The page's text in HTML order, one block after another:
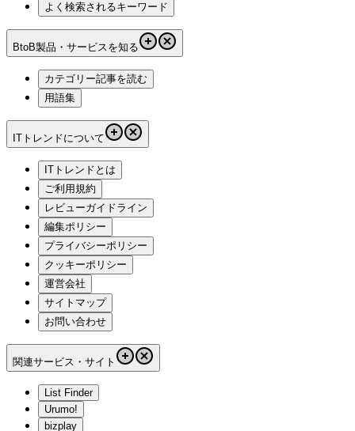
よく検索されるキーワード
BtoB製品・サービスを知る
カテゴリー記事を読む
用語集
ITトレンドについて
ITトレンドとは
ご利用規約
レビューガイドライン
編集ポリシー
プライバシーポリシー
クッキーポリシー
運営会社
サイトマップ
お問い合わせ
関連サービス・サイト
List Finder
Urumo!
bizplay